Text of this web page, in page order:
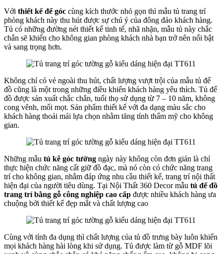
Với thiết kế để góc cùng kích thước nhỏ gọn thì mẫu tủ trang trí
phòng khách này thu hút được sự chú ý của đông đảo khách hàng.
Tủ có những đường nét thiết kế tinh tế, nhã nhặn, mẫu tủ này chắc
chắn sẽ khiến cho không gian phòng khách nhà bạn trở nên nổi bật
và sang trọng hơn.
Không chỉ có vẻ ngoài thu hút, chất lượng vượt trội của mẫu tủ để
đồ cũng là một trong những điều khiến khách hàng yêu thích. Tủ để
đồ được sản xuất chắc chắn, tuổi thọ sử dụng từ 7 – 10 năm, không
cong vênh, mối mọt. Sản phẩm thiết kế với đa dạng màu sắc cho
khách hàng thoải mái lựa chọn nhằm tăng tính thẩm mỹ cho không
gian.
Những mẫu tủ kê góc tường ngày này không còn đơn giản là chỉ
thực hiện chức năng cất giữ đồ đạc, mà nó còn có chức năng trang
trí cho không gian, nhằm đáp ứng nhu cầu thiết kế, trang trí nội thất
hiện đại của người tiêu dùng. Tại Nội Thất 360 Decor mẫu tủ để đồ
trang trí bằng gỗ công nghiệp cao cấp được nhiều khách hàng ưa
chuộng bởi thiết kế đẹp mắt và chất lượng cao
Cùng với tính đa dụng thì chất lượng của tủ đồ trưng bày luôn khiến
mọi khách hàng hài lòng khi sử dụng. Tủ được làm từ gỗ MDF lõi